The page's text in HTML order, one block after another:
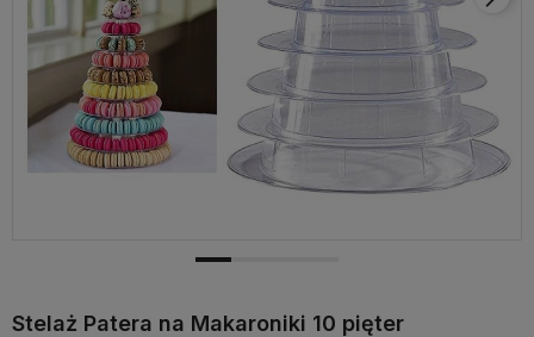
Stelaż Patera na Makaroniki 10 pięter